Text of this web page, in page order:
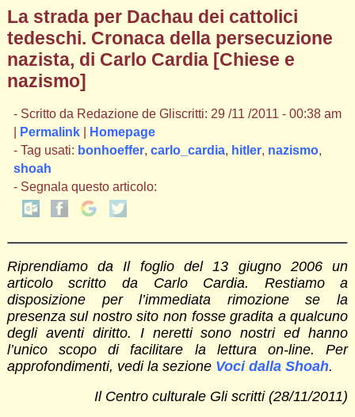
La strada per Dachau dei cattolici
tedeschi. Cronaca della persecuzione
nazista, di Carlo Cardia [Chiese e
nazismo]
- Scritto da Redazione de Gliscritti: 29 /11 /2011 - 00:38 am
Permalink|
Homepage
- Tag usati: bonhoeffer, carlo_cardia, hitler, nazismo,
shoah
- Segnala questo articolo:
Riprendiamo da Il foglio del 13 giugno 2006 un
articolo scritto da Carlo Cardia. Restiamo a
disposizione per l’immediata rimozione se la
presenza sul nostro sito non fosse gradita a qualcuno
degli aventi diritto. I neretti sono nostri ed hanno
l’unico scopo di facilitare la lettura on-line. Per
approfondimenti, vedi la sezione Voci dalla Shoah.
Il Centro culturale Gli scritti (28/11/2011)